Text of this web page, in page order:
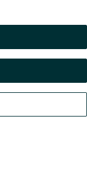
Czat Konto